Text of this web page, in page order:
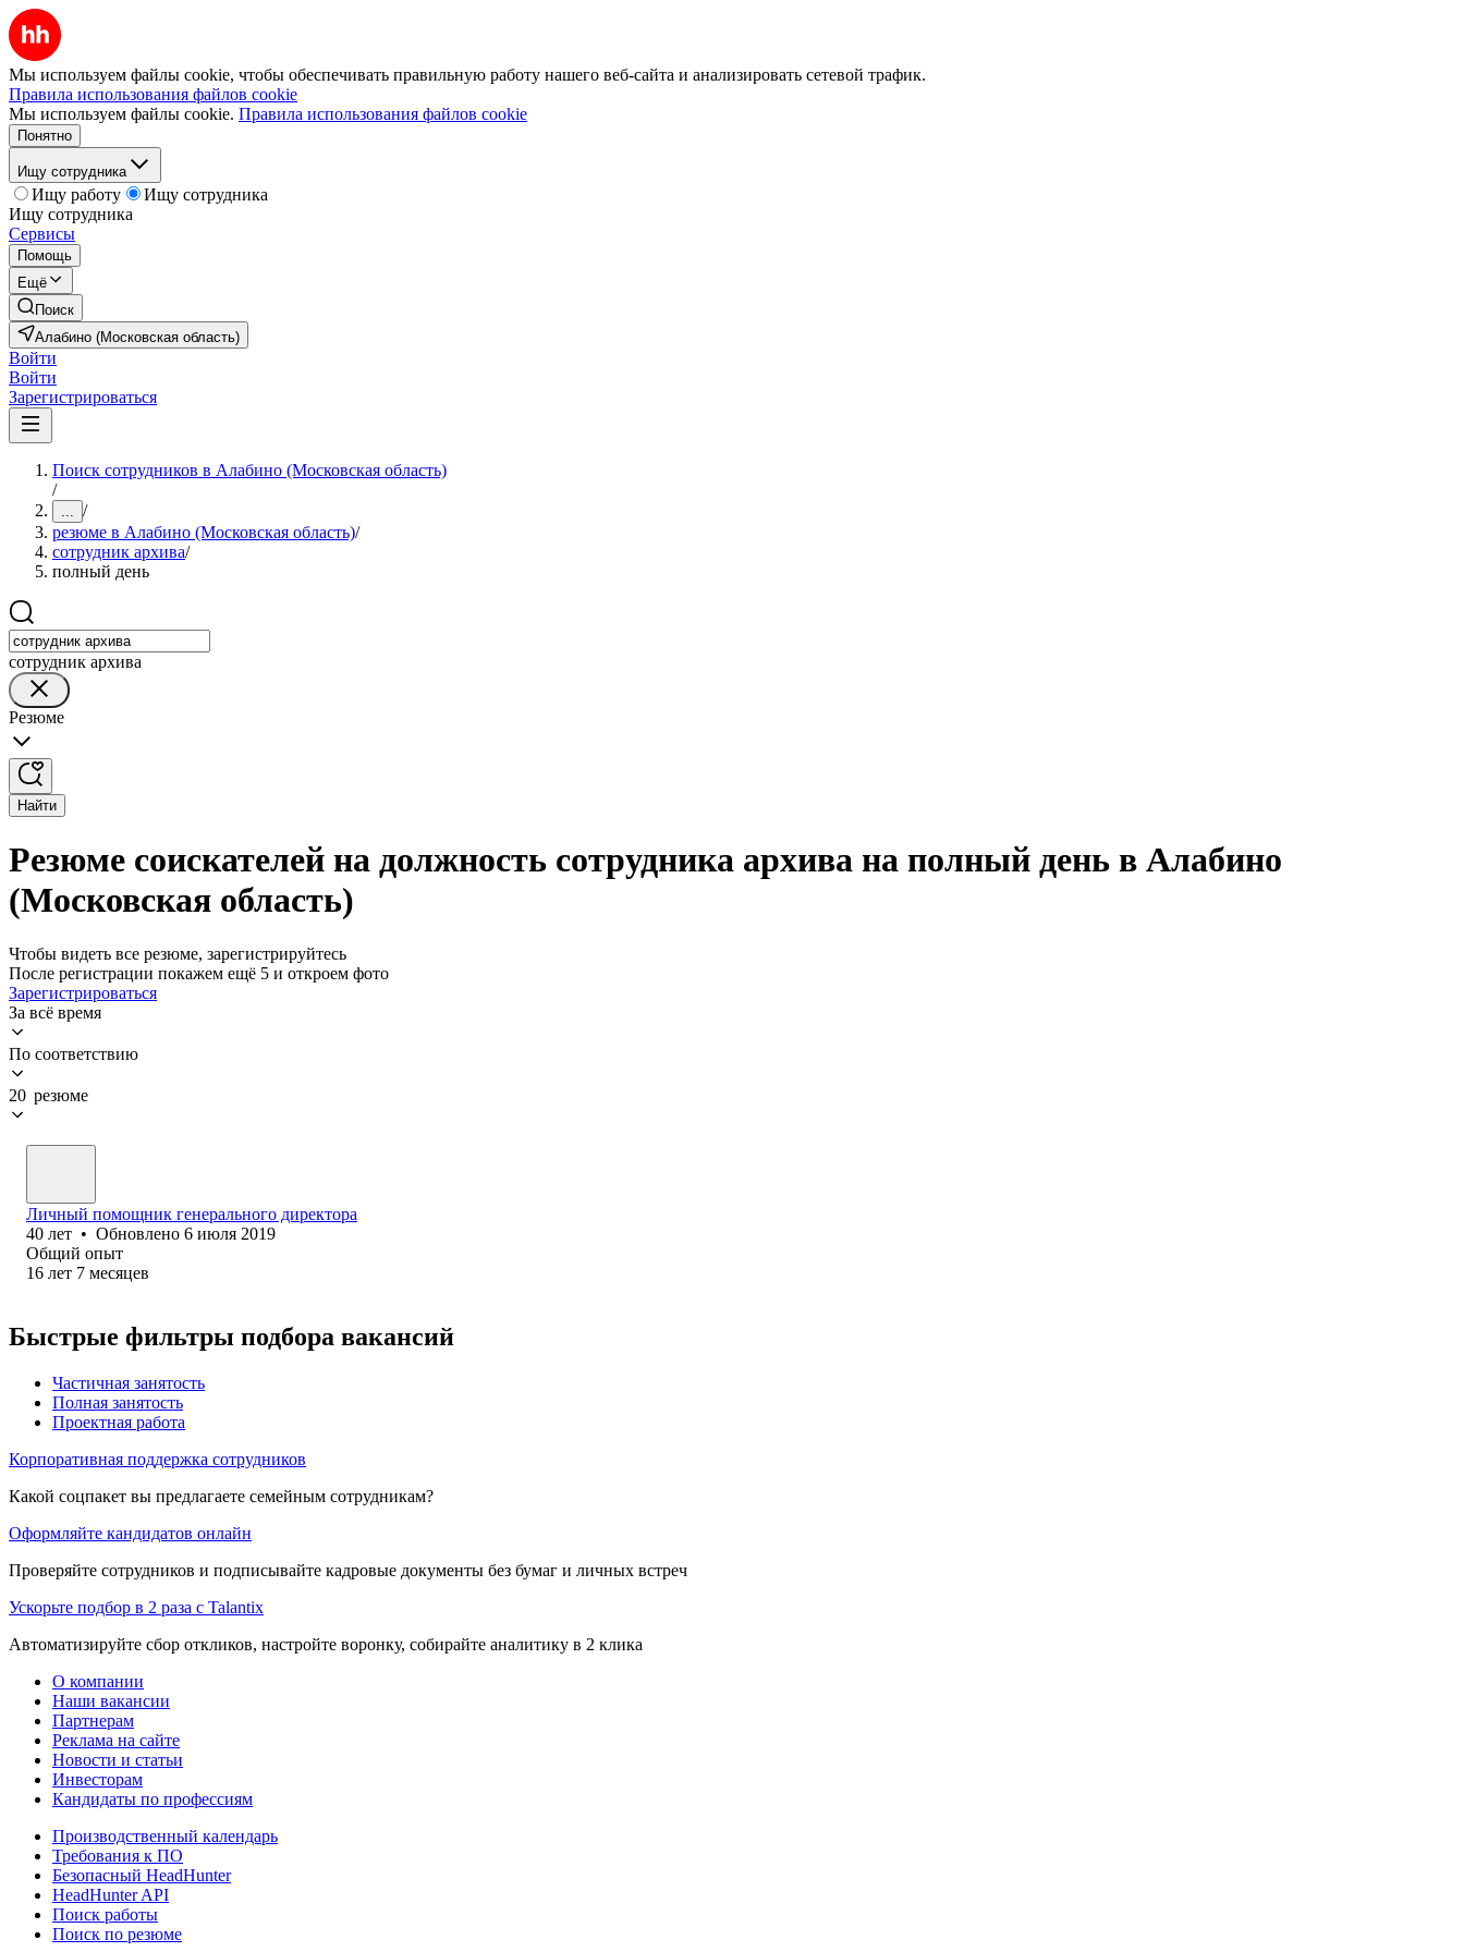
Мы используем файлы cookie, чтобы обеспечивать правильную работу нашего веб-сайта и анализировать сетевой трафик.
Правила использования файлов cookie
Мы используем файлы cookie. Правила использования файлов cookie
Понятно
Ищу сотрудника
Ищу работу
Ищу сотрудника
Ищу сотрудника
Сервисы
Помощь
Ещё
Поиск
Алабино (Московская область)
Войти
Войти
Зарегистрироваться
Поиск сотрудников в Алабино (Московская область)
/
... /
резюме в Алабино (Московская область)/
сотрудник архива/
полный день
сотрудник архива
Резюме
Найти
Резюме соискателей на должность сотрудника архива на полный день в Алабино
(Московская область)
Чтобы видеть все резюме, зарегистрируйтесь
После регистрации покажем ещё 5 и откроем фото
Зарегистрироваться
За всё время
По соответствию
20 резюме
Личный помощник генерального директора
40 лет • Обновлено 6 июля 2019
Общий опыт
16 лет 7 месяцев
Быстрые фильтры подбора вакансий
Частичная занятость
Полная занятость
Проектная работа
Корпоративная поддержка сотрудников
Какой соцпакет вы предлагаете семейным сотрудникам?
Оформляйте кандидатов онлайн
Проверяйте сотрудников и подписывайте кадровые документы без бумаг и личных встреч
Ускорьте подбор в 2 раза с Talantix
Автоматизируйте сбор откликов, настройте воронку, собирайте аналитику в 2 клика
О компании
Наши вакансии
Партнерам
Реклама на сайте
Новости и статьи
Инвесторам
Кандидаты по профессиям
Производственный календарь
Требования к ПО
Безопасный HeadHunter
HeadHunter API
Поиск работы
Поиск по резюме